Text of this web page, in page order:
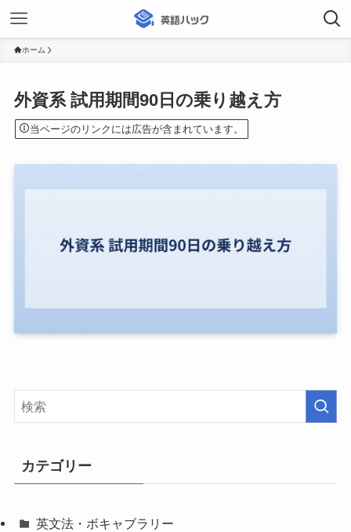
ホーム
外資系 試用期間90日の乗り越え方
当ページのリンクには広告が含まれています。
カテゴリー
英文法・ボキャブラリー